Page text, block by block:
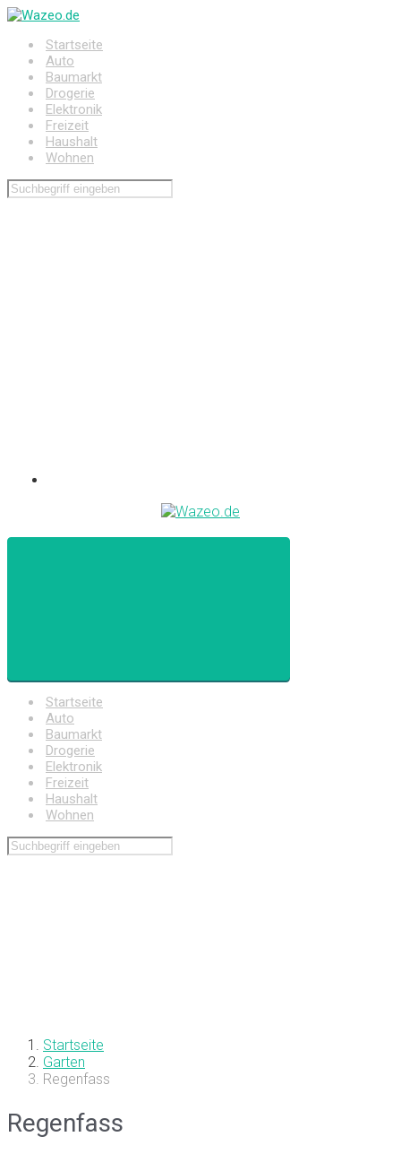
Zum
springenStartseite
Auto
Baumarkt
Drogerie
Elektronik
Freizeit
Haushalt
Wohnen
Startseite
Auto
Baumarkt
Drogerie
Elektronik
Freizeit
Haushalt
Wohnen
Startseite
Garten
Regenfass
Regenfass